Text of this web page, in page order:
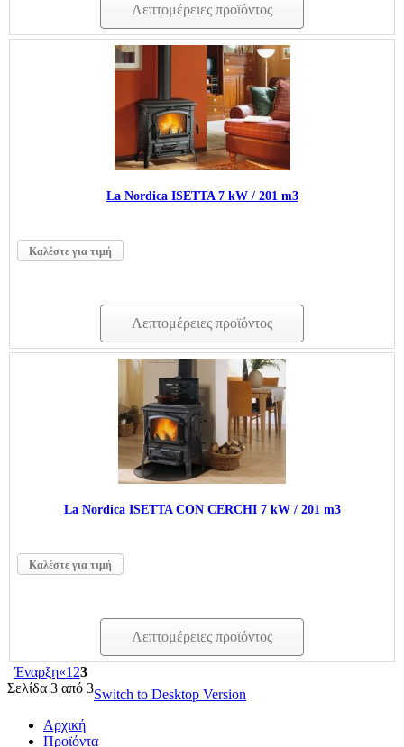
Λεπτομέρειες προϊόντος
La Nordica ISΕTTA 7 kW / 201 m3
Καλέστε για τιμή
Λεπτομέρειες προϊόντος
La Nordica ISΕTTA CON CERCHI 7 kW / 201 m3
Καλέστε για τιμή
Λεπτομέρειες προϊόντος
Έναρξη«1 23
Σελίδα 3 από 3Switch to Desktop Version
Αρχική
Προϊόντα